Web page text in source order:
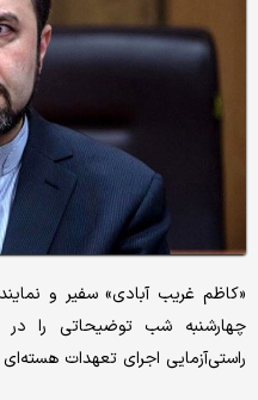
«کاظم غریب آبادی» سفیر و
چهارشنبه شب توضیحاتی را
راستی‌آزمایی اجرای تعهدات هسته‌ای